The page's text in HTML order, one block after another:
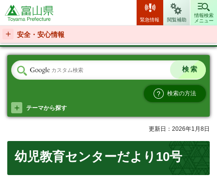
富山県
緊急情報 閲覧補助
情報検索
メニュー
安全・安心情報
検索の方法
テーマから探す
更新日：2026年1月8日
幼児教育センターだより10号